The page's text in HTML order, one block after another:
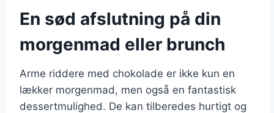
En sød afslutning på din
morgenmad eller brunch
Arme riddere med chokolade er ikke kun en
lækker morgenmad, men også en fantastisk
dessertmulighed. De kan tilberedes hurtigt og